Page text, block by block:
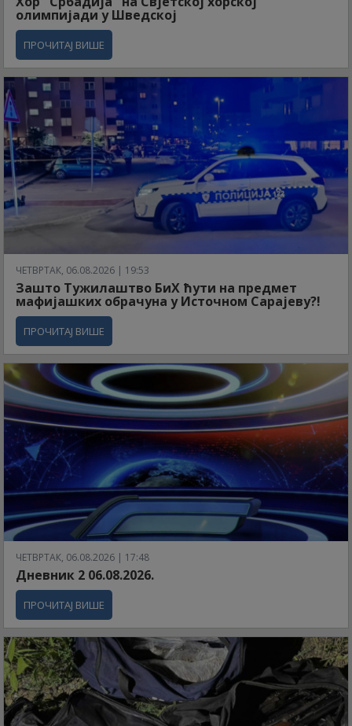
олимпијади у Шведској
ПРОЧИТАЈ ВИШЕ
ЧЕТВРТАК, 06.08.2026 | 19:53
Зашто Тужилаштво БиХ ћути на предмет
мафијашких обрачуна у Источном Сарајеву?!
ПРОЧИТАЈ ВИШЕ
ЧЕТВРТАК, 06.08.2026 | 17:48
Дневник 2 06.08.2026.
ПРОЧИТАЈ ВИШЕ